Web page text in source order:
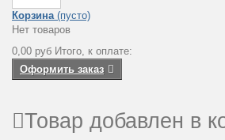
Корзина (пусто)
Нет товаров
0,00 руб Итого, к оплате:
Оформить заказ
Товар добавлен в